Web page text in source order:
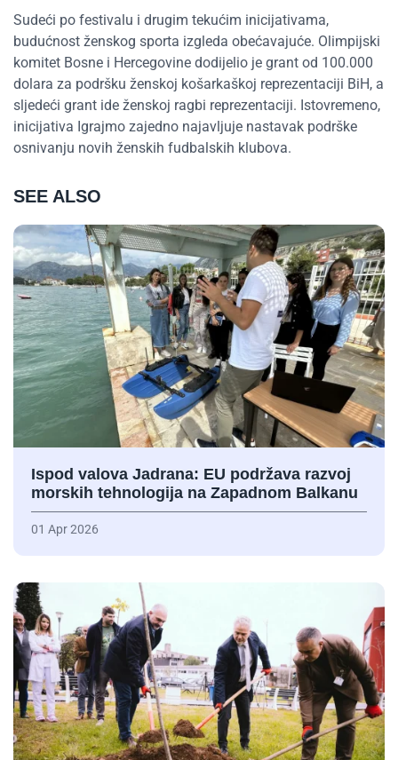
Sudeći po festivalu i drugim tekućim inicijativama,
budućnost ženskog sporta izgleda obećavajuće. Olimpijski
komitet Bosne i Hercegovine dodijelio je grant od 100.000
dolara za podršku ženskoj košarkaškoj reprezentaciji BiH, a
sljedeći grant ide ženskoj ragbi reprezentaciji. Istovremeno,
inicijativa Igrajmo zajedno najavljuje nastavak podrške
osnivanju novih ženskih fudbalskih klubova.
SEE ALSO
Ispod valova Jadrana: EU podržava razvoj
morskih tehnologija na Zapadnom Balkanu
01 Apr 2026